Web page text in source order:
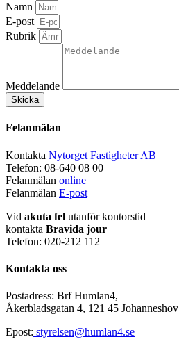
Namn
E-post
Rubrik
Meddelande
Skicka
Felanmälan
Kontakta Nytorget Fastigheter AB
Telefon: 08-640 08 00
Felanmälan online
Felanmälan E-post
Vid akuta fel utanför kontorstid
kontakta Bravida jour
Telefon: 020-212 112
Kontakta oss
Postadress: Brf Humlan4,
Åkerbladsgatan 4, 121 45 Johanneshov
Epost: styrelsen@humlan4.se